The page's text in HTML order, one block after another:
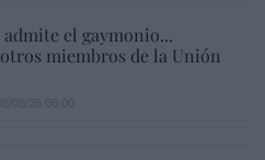
el gaymonio...
miembros de la Unión